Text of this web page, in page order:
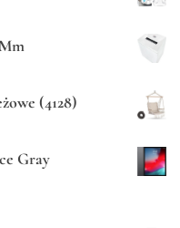
(4128)
Gray